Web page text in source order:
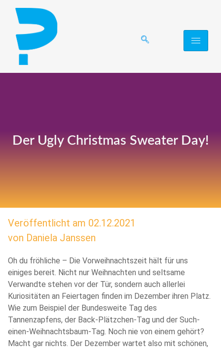
Der Ugly Christmas Sweater Day!
Veröffentlicht am 02.12.2021
von Daniela Janssen
Oh du fröhliche – Die Vorweihnachtszeit hält für uns
einiges bereit. Nicht nur Weihnachten und seltsame
Verwandte stehen vor der Tür, sondern auch allerlei
Kuriositäten an Feiertagen finden im Dezember ihren Platz.
Wie zum Beispiel der Bundesweite Tag des
Tannenzapfens, der Back-Plätzchen-Tag und der Such-
einen-Weihnachtsbaum-Tag. Noch nie von einem gehört?
Macht gar nichts. Der Dezember wartet also mit schönen,